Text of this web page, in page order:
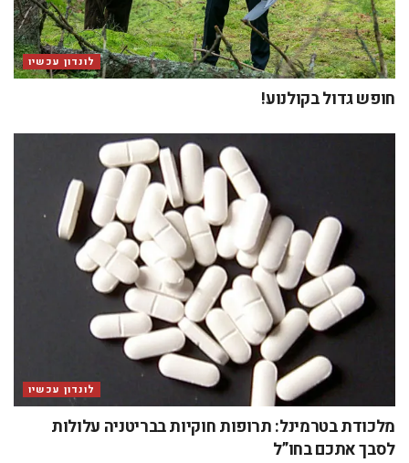
לונדון עכשיו
חופש גדול בקולנוע!
לונדון עכשיו
מלכודת בטרמינל: תרופות חוקיות בבריטניה עלולות
לסבך אתכם בחו”ל